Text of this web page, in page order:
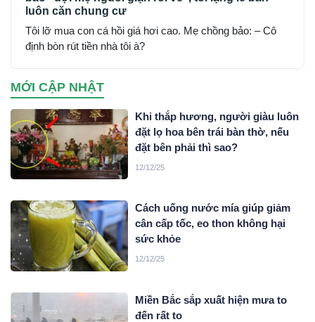
luôn căn chung cư
Tôi lỡ mua con cá hồi giá hơi cao. Mẹ chồng bảo: – Cô
định bòn rút tiền nhà tôi à?
MỚI CẬP NHẬT
Khi thắp hương, người giàu luôn
đặt lọ hoa bên trái bàn thờ, nếu
đặt bên phải thì sao?
12/12/25
Cách uống nước mía giúp giảm
cân cấp tốc, eo thon không hại
sức khỏe
12/12/25
Miền Bắc sắp xuất hiện mưa to
đến rất to